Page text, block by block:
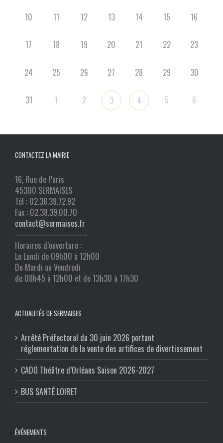
10 11 12 13 14 15 16
17 18 19 20 21 22 23
24 25 26 27 28 29 30
31 1 2 3 4 5 6
CONTACTEZ LA MAIRIE
16, Rue de Paris
45300 SERMAISES
Tél : 02.38.39.72.92
Fax : 02.38.39.00.70
contact@sermaises.fr
————————–
Horaires d’ouverture :
Le Lundi de 09h00 à 12h00
Du Mardi au Vendredi
de 08h45 à 12h00 et de 13h30 à 17h30
ACTUALITÉS DE SERMAISES
Arrêté Préfectoral du 30 juin 2026 portant
réglementation de la vente des artifices de divertissement
CADO Théâtre d’Orléans Saison 2026-2027
BUS SANTÉ LOIRET
ÉVÉNEMENTS